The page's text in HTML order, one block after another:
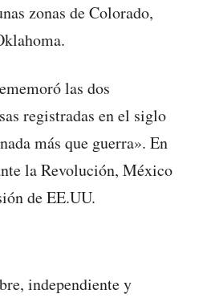
zonas de Colorado,
las dos
registradas en el siglo
más que guerra». En
la Revolución, México
de EE.UU.
independiente y